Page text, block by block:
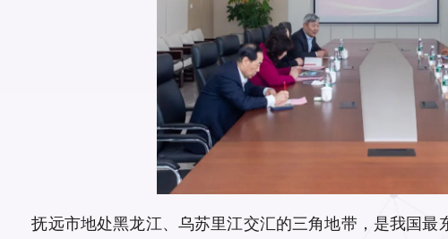
抚远市地处黑龙江、乌苏里江交汇的三角地带，是我国最